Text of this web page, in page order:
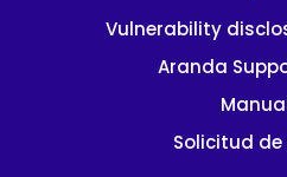
Vulnerability
Aranda
Solicitud de